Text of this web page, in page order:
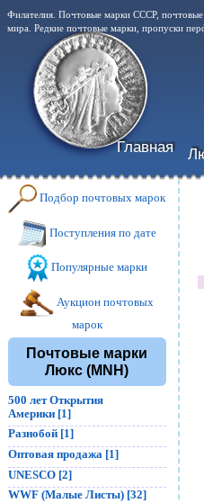
Филателия. Почтовые марки СССР,
мира. Редкие почтовые марки, пропуски
Главная
Подбор почтовых марок
Поступления по дате
Популярные марки
Аукцион почтовых
марок
Почтовые марки
Люкс (MNH)
500 лет Открытия
Америки [1]
Разнобой [1]
Оптовая продажа [1]
UNESCO [2]
WWF (Малые Листы) [32]